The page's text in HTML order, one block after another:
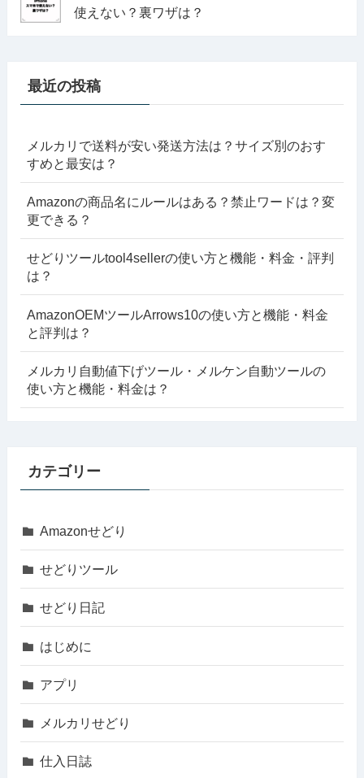
使えない？裏ワザは？
最近の投稿
メルカリで送料が安い発送方法は？サイズ別のおす
すめと最安は？
Amazonの商品名にルールはある？禁止ワードは？変
更できる？
せどりツールtool4sellerの使い方と機能・料金・評判
は？
AmazonOEMツールArrows10の使い方と機能・料金
と評判は？
メルカリ自動値下げツール・メルケン自動ツールの
使い方と機能・料金は？
カテゴリー
Amazonせどり
せどりツール
せどり日記
はじめに
アプリ
メルカリせどり
仕入日誌